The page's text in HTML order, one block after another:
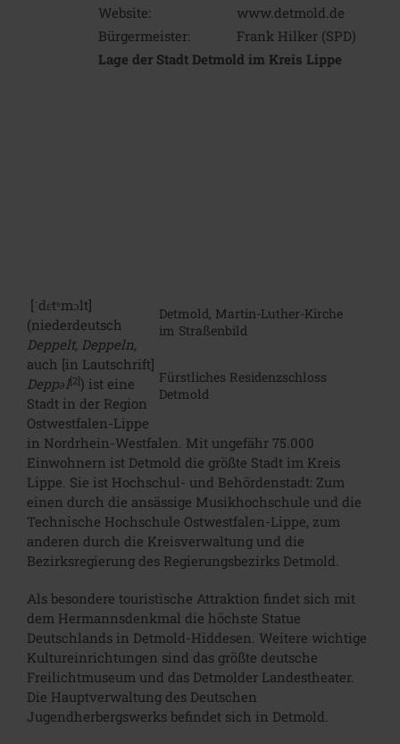
Website:
www.detmold.de
Bürgermeister:
Frank Hilker (SPD)
Lage der Stadt Detmold im Kreis Lippe
Detmold, Martin-Luther-Kirche
im Straßenbild
Fürstliches Residenzschloss
Detmold
[ˈdɛtʰmɔlt]
(niederdeutsch
Deppelt, Deppeln,
auch [in Lautschrift]
Deppəl[2]) ist eine
Stadt in der Region
Ostwestfalen-Lippe
in Nordrhein-Westfalen. Mit ungefähr 75.000
Einwohnern ist Detmold die größte Stadt im Kreis
Lippe. Sie ist Hochschul- und Behördenstadt: Zum
einen durch die ansässige Musikhochschule und die
Technische Hochschule Ostwestfalen-Lippe, zum
anderen durch die Kreisverwaltung und die
Bezirksregierung des Regierungsbezirks Detmold.
Als besondere touristische Attraktion findet sich mit
dem Hermannsdenkmal die höchste Statue
Deutschlands in Detmold-Hiddesen. Weitere wichtige
Kultureinrichtungen sind das größte deutsche
Freilichtmuseum und das Detmolder Landestheater.
Die Hauptverwaltung des Deutschen
Jugendherbergswerks befindet sich in Detmold.